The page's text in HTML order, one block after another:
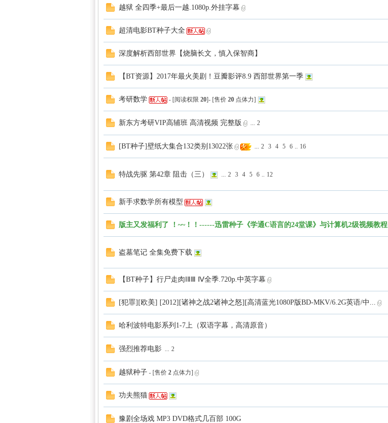
数学
中国
越狱 全四季+最后一越.1080p.外挂字幕
超清电影BT种子大全
深度解析西部世界【烧脑长文，慎入保智商】
【BT资源】2017年最火美剧！豆瓣影评8.9 西部世界第一季
考研数学 - [阅读权限 20]- [售价 20 点体力]
新东方考研VIP高辅班 高清视频 完整版 ... 2
[BT种子]壁纸大集合132类别13022张 ... 2 3 4 5 6 .. 16
特战先驱 第42章 阻击（三） ... 2 3 4 5 6 .. 12
新手求数学所有模型
版主又发福利了 ！~~！！------迅雷种子《学通C语言的24堂课》与计算机2级视频教程
盗墓笔记 全集免费下载
【BT种子】行尸走肉ⅠⅡⅢ Ⅳ全季.720p.中英字幕
[犯罪][欧美] [2012][诸神之战2诸神之怒][高清蓝光1080P版BD-MKV/6.2G英语/中...
哈利波特电影系列1-7上（双语字幕，高清原音）
强烈推荐电影 ... 2
越狱种子 - [售价 2 点体力]
功夫熊猫
豫剧全场戏 MP3 DVD格式几百部 100G